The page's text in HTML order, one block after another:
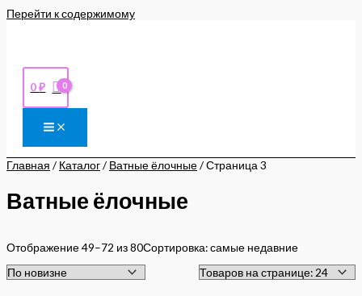
Перейти к содержимому
0₽
Главная / Каталог/ Ватные ёлочные/ Страница 3
Ватные ёлочные
Отображение 49–72 из 80Сортировка: самые недавние